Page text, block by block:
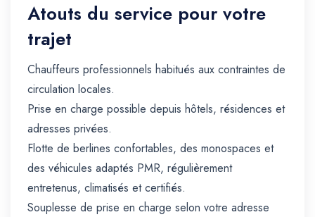
Atouts du service pour votre
trajet
Chauffeurs professionnels habitués aux contraintes de
circulation locales.
Prise en charge possible depuis hôtels, résidences et
adresses privées.
Flotte de berlines confortables, des monospaces et
des véhicules adaptés PMR, régulièrement
entretenus, climatisés et certifiés.
Souplesse de prise en charge selon votre adresse